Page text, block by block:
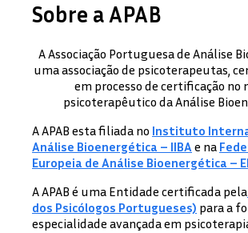
Sobre a APAB
A Associação Portuguesa de Análise
uma associação de psicoterapeutas,
em processo de certificação no
psicoterapêutico da Análise
A APAB esta filiada no Instituto
Análise Bioenergética – IIBAe na
Europeia de Análise Bioenergética –
A APAB é uma Entidade certificada pela
dos Psicólogos Portugueses) para a
especialidade avançada em